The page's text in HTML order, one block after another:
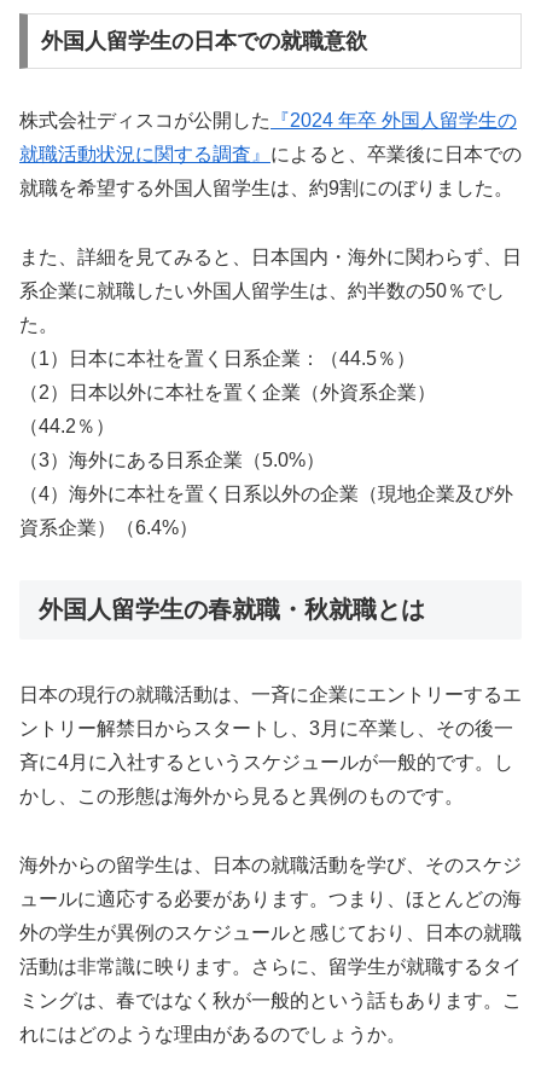
外国人留学生の日本での就職意欲
株式会社ディスコが公開した
『2024 年卒 外国人留学生の
就職活動状況に関する調査』 によると、卒業後に日本での
就職を希望する外国人留学生は、約9割にのぼりました。
また、詳細を見てみると、日本国内・海外に関わらず、日
系企業に就職したい外国人留学生は、約半数の50％でし
た。
（1）日本に本社を置く日系企業：（44.5％）
（2）日本以外に本社を置く企業（外資系企業）
（44.2％）
（3）海外にある日系企業（5.0%）
（4）海外に本社を置く日系以外の企業（現地企業及び外
資系企業）（6.4%）
外国人留学生の春就職・秋就職とは
日本の現行の就職活動は、一斉に企業にエントリーするエ
ントリー解禁日からスタートし、3月に卒業し、その後一
斉に4月に入社するというスケジュールが一般的です。し
かし、この形態は海外から見ると異例のものです。
海外からの留学生は、日本の就職活動を学び、そのスケジ
ュールに適応する必要があります。つまり、ほとんどの海
外の学生が異例のスケジュールと感じており、日本の就職
活動は非常識に映ります。さらに、留学生が就職するタイ
ミングは、春ではなく秋が一般的という話もあります。こ
れにはどのような理由があるのでしょうか。